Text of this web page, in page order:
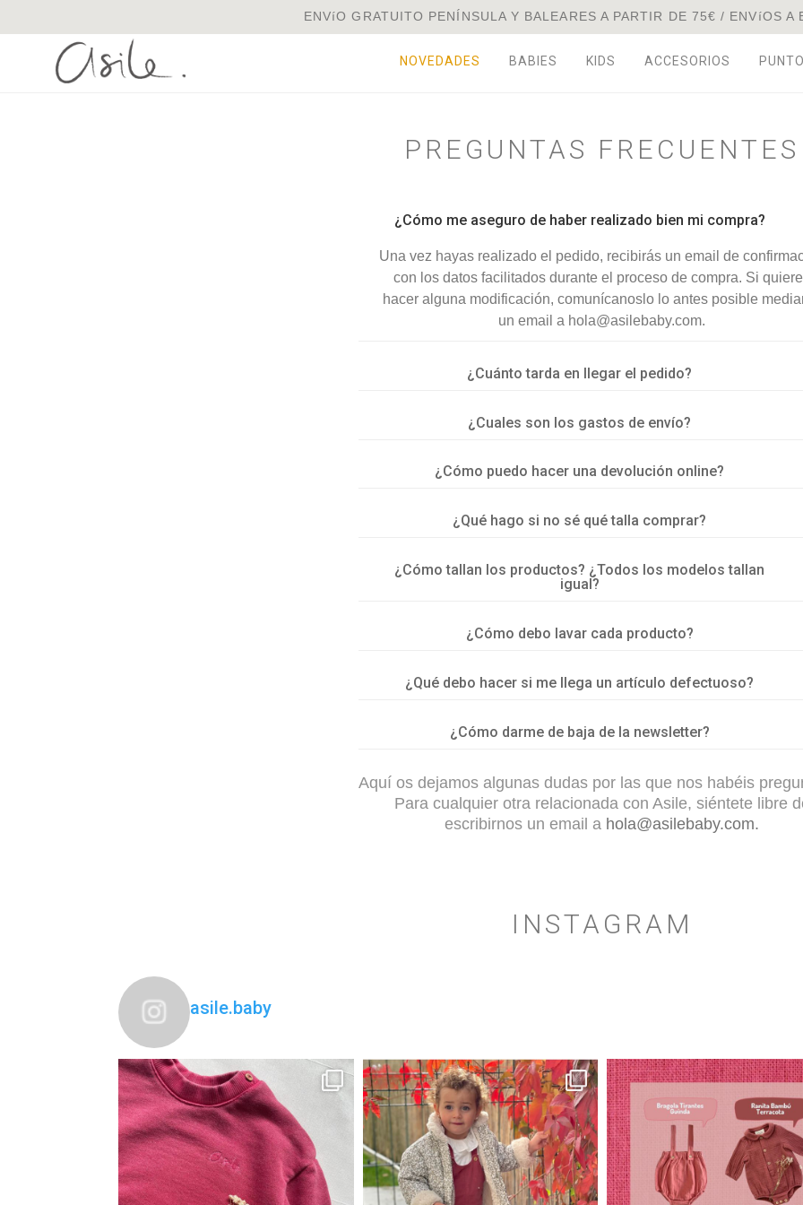
ENVíO GRATUITO PENÍNSULA Y BALEARES A PARTIR DE 75€ / ENVíOS A
NOVEDADES BABIES KIDS ACCESORIOS PUNTO
PREGUNTAS FRECUENTES
¿Cómo me aseguro de haber realizado bien mi compra?
Una vez hayas realizado el pedido, recibirás un email de
con los datos facilitados durante el proceso de compra. Si
hacer alguna modificación, comunícanoslo lo antes posible
un email a hola@asilebaby.com.
¿Cuánto tarda en llegar el pedido?
¿Cuales son los gastos de envío?
¿Cómo puedo hacer una devolución online?
¿Qué hago si no sé qué talla comprar?
¿Cómo tallan los productos? ¿Todos los modelos tallan
igual?
¿Cómo debo lavar cada producto?
¿Qué debo hacer si me llega un artículo defectuoso?
¿Cómo darme de baja de la newsletter?
Aquí os dejamos algunas dudas por las que nos habéis
Para cualquier otra relacionada con Asile, siéntete libre
escribirnos un email a hola@asilebaby.com.
INSTAGRAM
asile.baby